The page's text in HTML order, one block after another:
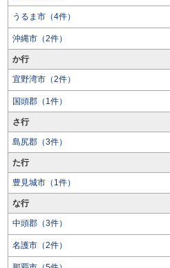
うるま市（4件）
沖縄市（2件）
か行
宜野湾市（2件）
国頭郡（1件）
さ行
島尻郡（3件）
た行
豊見城市（1件）
な行
中頭郡（3件）
名護市（2件）